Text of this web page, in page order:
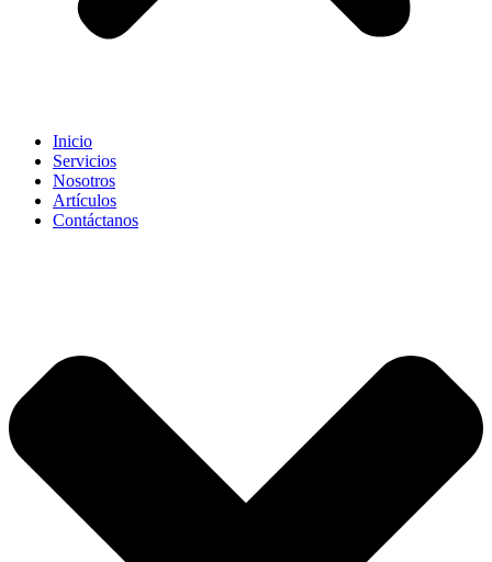
Inicio
Servicios
Nosotros
Artículos
Contáctanos